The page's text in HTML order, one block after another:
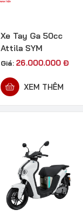
Xe Tay Ga 50cc
Attila SYM
Giá: 26.000.000 Đ
XEM THÊM